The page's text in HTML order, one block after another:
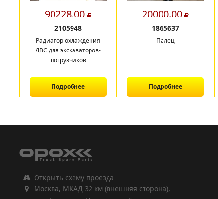
90228.00
2105948
Радиатор охлаждения
ДВС для экскаваторов-
погрузчиков
Подробнее
20000.00
1865637
Палец
Подробнее
Открыть схему проезда
Москва, МКАД 32 км (внешняя сторона),